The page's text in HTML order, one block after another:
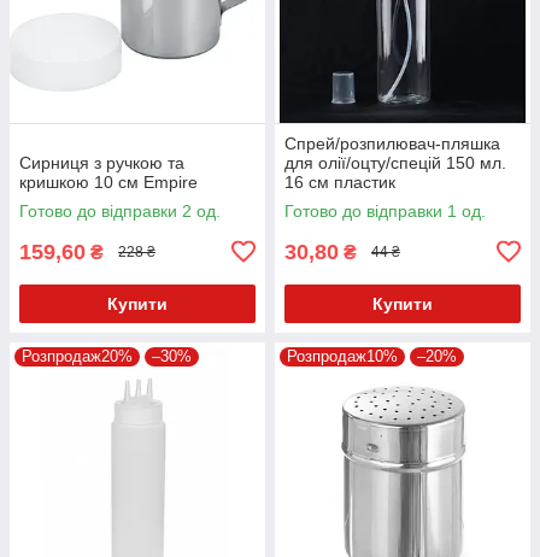
Сирниця з ручкою та
кришкою 10 см Empire
Готово до відправки 2 од.
159,60 ₴ 228 ₴
Купити
Спрей/розпилювач-пляшка
для олії/оцту/спецій 150 мл.
16 см пластик
Готово до відправки 1 од.
30,80 ₴ 44 ₴
Купити
Розпродаж20% –30% Розпродаж10% –20%